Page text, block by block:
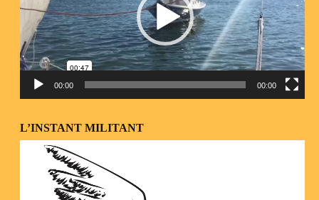
00:00 00:00
L’INSTANT MILITANT